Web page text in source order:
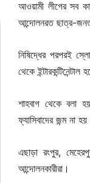
আওয়ামী লীগের সব
আন্দোলনরত ছাত্র-
নিষিদ্ধের পরপরই
থেকে
শাহবাগ থেকে বলা
ফ্যাসিবাদের জন্ম না
এছাড়া রংপুর,
আন্দোলনকারীরা।